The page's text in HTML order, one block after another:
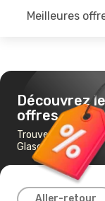
Meilleures
Découvrez
offres
Trouvez un vol
Glasgow
Aller-retour